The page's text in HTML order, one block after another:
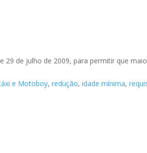
29 de julho de 2009, para permitir que
e Motoboy,redução,idade mínima,